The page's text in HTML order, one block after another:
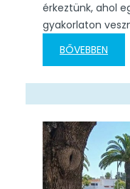
érkeztünk, ahol
gyakorlaton
területén.
értékes szakmai
2026.07.14. –
2025-1-HU01-
Szervező/fogadó
Sok sikert
BŐVEBBEN